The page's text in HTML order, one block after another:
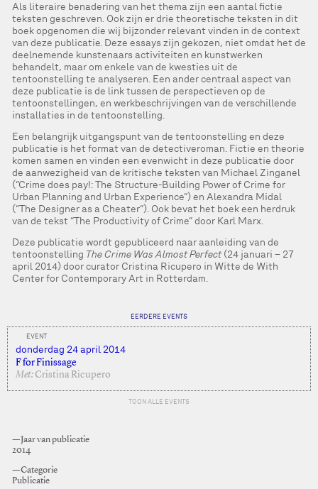
Als literaire benadering van het thema zijn een aantal fictie
teksten geschreven. Ook zijn er drie theoretische teksten in dit
boek opgenomen die wij bijzonder relevant vinden in de context
van deze publicatie. Deze essays zijn gekozen, niet omdat het de
deelnemende kunstenaars activiteiten en kunstwerken
behandelt, maar om enkele van de kwesties uit de
tentoonstelling te analyseren. Een ander centraal aspect van
deze publicatie is de link tussen de perspectieven op de
tentoonstellingen, en werkbeschrijvingen van de verschillende
installaties in de tentoonstelling.
Een belangrijk uitgangspunt van de tentoonstelling en deze
publicatie is het format van de detectiveroman. Fictie en theorie
komen samen en vinden een evenwicht in deze publicatie door
de aanwezigheid van de kritische teksten van Michael Zinganel
(“Crime does pay!: The Structure-Building Power of Crime for
Urban Planning and Urban Experience”) en Alexandra Midal
(“The Designer as a Cheater”). Ook bevat het boek een herdruk
van de tekst “The Productivity of Crime” door Karl Marx.
Deze publicatie wordt gepubliceerd naar aanleiding van de
tentoonstelling The Crime Was Almost Perfect(24 januari – 27
april 2014) door curator Cristina Ricupero in Witte de With
Center for Contemporary Art in Rotterdam.
EERDERE EVENTS
EVENT
donderdag 24 april 2014
F for Finissage
Met: Cristina Ricupero
TOON ALLE EVENTS
—Jaar van publicatie
2014
—Categorie
Publicatie